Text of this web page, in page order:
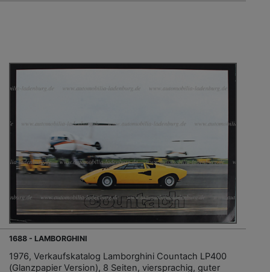
1688 - LAMBORGHINI
1976, Verkaufskatalog Lamborghini Countach LP400
(Glanzpapier Version), 8 Seiten, viersprachig, guter